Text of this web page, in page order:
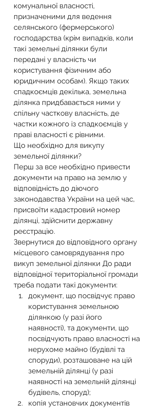
комунальної власності,
призначеними для ведення
селянського (фермерського)
господарства (крім випадків, коли
такі земельні ділянки були
передані у власність чи
користування фізичним або
юридичним особам). Якщо таких
спадкоємців декілька, земельна
ділянка придбавається ними у
спільну часткову власність, де
частки кожного із спадкоємців у
праві власності є рівними.
Що необхідно для викупу
земельної ділянки?
Перш за все необхідно привести
документи на право на землю у
відповідність до діючого
законодавства України на цей час,
присвоїти кадастровий номер
ділянці, здійснити державну
реєстрацію.
Звернутися до відповідного органу
місцевого самоврядування про
викуп земельної ділянки До ради
відповідної територіальної громади
треба подати такі документи:
документ, що посвідчує право
користування земельною
ділянкою (у разі його
наявності), та документи, що
посвідчують право власності на
нерухоме майно (будівлі та
споруди), розташоване на цій
земельній ділянці (у разі
наявності на земельній ділянці
будівель, споруд);
копія установчих документів